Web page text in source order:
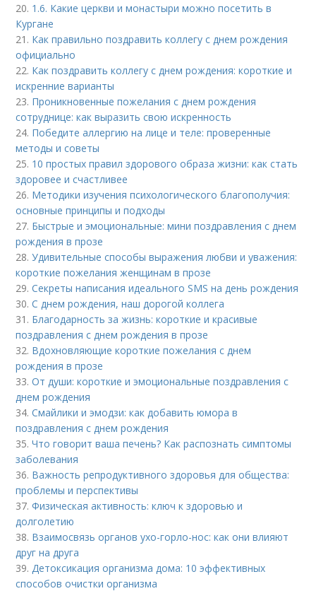
20. 1.6. Какие церкви и монастыри можно посетить в
Кургане
21. Как правильно поздравить коллегу с днем рождения
официально
22. Как поздравить коллегу с днем рождения: короткие и
искренние варианты
23. Проникновенные пожелания с днем рождения
сотруднице: как выразить свою искренность
24. Победите аллергию на лице и теле: проверенные
методы и советы
25. 10 простых правил здорового образа жизни: как стать
здоровее и счастливее
26. Методики изучения психологического благополучия:
основные принципы и подходы
27. Быстрые и эмоциональные: мини поздравления с днем
рождения в прозе
28.Удивительные способы выражения любви и уважения:
короткие пожелания женщинам в прозе
29.Секреты написания идеального SMS на день рождения
30.С днем рождения, наш дорогой коллега
31. Благодарность за жизнь: короткие и красивые
поздравления с днем рождения в прозе
32. Вдохновляющие короткие пожелания с днем
рождения в прозе
33.От души: короткие и эмоциональные поздравления с
днем рождения
34.Смайлики и эмодзи: как добавить юмора в
поздравления с днем рождения
35.Что говорит ваша печень? Как распознать симптомы
заболевания
36. Важность репродуктивного здоровья для общества:
проблемы и перспективы
37.Физическая активность: ключ к здоровью и
долголетию
38. Взаимосвязь органов ухо-горло-нос: как они влияют
друг на друга
39.Детоксикация организма дома: 10 эффективных
способов очистки организма